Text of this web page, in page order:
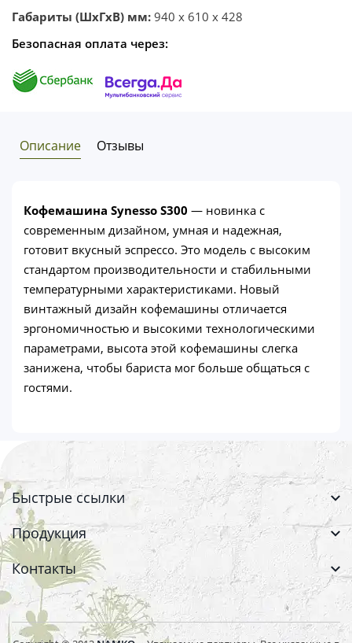
Габариты (ШхГхВ) мм: 940 x 610 x 428
Безопасная оплата через:
Описание Отзывы
Кофемашина Synesso S300 — новинка с
современным дизайном, умная и надежная,
готовит вкусный эспрессо. Это модель с высоким
стандартом производительности и стабильными
температурными характеристиками. Новый
винтажный дизайн кофемашины отличается
эргономичностью и высокими технологическими
параметрами, высота этой кофемашины слегка
занижена, чтобы бариста мог больше общаться с
гостями.
Быстрые ссылки
Продукция
Контакты